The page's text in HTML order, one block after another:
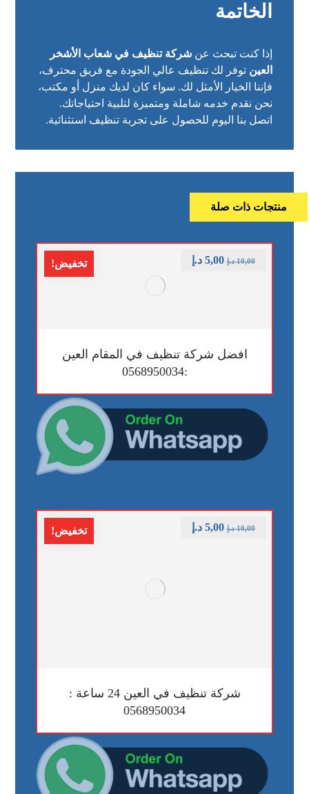
الخاتمة
إذا كنت تبحث عنشركة تنظيف في شعاب الأشخر
العين توفر لك تنظيف عالي الجودة مع فريق محترف،
فإننا الخيار الأمثل لك. سواء كان لديك منزل أو مكتب،
نحن نقدم خدمه شاملة ومتميزة لتلبية احتياجاتك.
اتصل بنا اليوم للحصول على تجربة تنظيف استثنائية.
منتجات ذات صلة
تخفيض!
افضل شركة تنظيف في المقام العين
:0568950034
10,00 د.إ 5,00 د.إ
تخفيض!
شركة تنظيف في العين 24 ساعة :
0568950034
10,00 د.إ 5,00 د.إ